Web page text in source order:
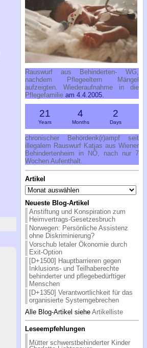
Rauswurf aus Behinderten- WG,
nachdem Pflegeeltern Mängel
aufzeigten. Wiederaufnahme in die
Pflegefamilieam 4.4.2005.
21
Years
4
Months
2
Days
chronischer Behördenk(r)ampf seit
illegalem Rauswurf Katjas aus Wiener
Behindertenheim in NÖ, nach nur 7
Wochen Aufenthalt.
Artikel
Artikel
Neueste Blog-Artikel
Anstiftung und Konspiration zum
Heimvertrags-Gesetzesbruch
Norwegen: Persönliche Assistenz
ohne Diskriminierung?
Vorschub letaler Ökonomie durch
Exit-Option
[D+1500] Hauptbarrieren gegen
Inklusions- und Teilhaberechte
behinderter und pflegebedürftiger
Menschen
[D+1350] Verantwortlichkeit für das
organisierte Systemgebrechen
Alle Blog-Artikel siehe Artikelliste
Leseempfehlungen
Mütter schwerstbehinderter Kinder